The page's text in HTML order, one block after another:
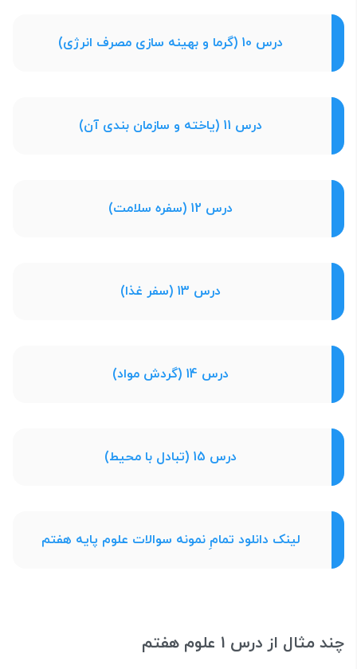
درس 10 (گرما و بهینه سازی مصرف انرژی)
درس 11 (یاخته و سازمان بندی آن)
درس 12 (سفره سلامت)
درس 13 (سفر غذا)
درس 14 (گردش مواد)
درس 15 (تبادل با محیط)
لینک دانلود تمامِ نمونه سوالات علوم پایه هفتم
چند مثال از درس 1 علوم هفتم